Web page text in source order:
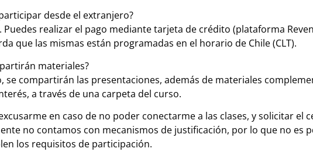
desde el extranjero?
Puedes realizar el pago mediante tarjeta de crédito (plataforma
que las mismas están programadas en el horario de Chile (CLT).
materiales?
se compartirán las presentaciones, además de materiales
a través de una carpeta del curso.
en caso de no poder conectarme a las clases, y solicitar el
no contamos con mecanismos de justificación, por lo que no es
los requisitos de participación.